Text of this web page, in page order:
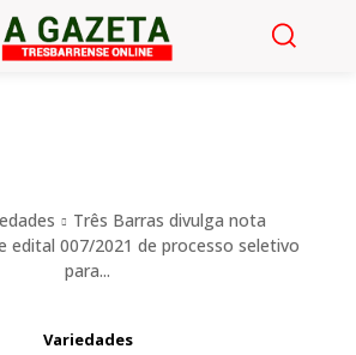
Três Barras divulga nota
edital 007/2021 de processo seletivo
para...
Variedades